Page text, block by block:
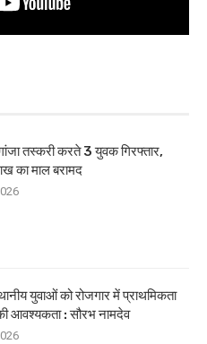
तस्करी करते 3 युवक गिरफ्तार,
का माल बरामद
युवाओं को रोजगार में प्राथमिकता
आवश्यकता : सौरभ नामदेव